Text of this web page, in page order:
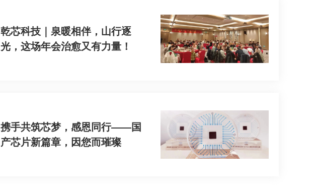
乾芯科技｜泉暖相伴，山行逐
光，这场年会治愈又有力量！
携手共筑芯梦，感恩同行——国
产芯片新篇章，因您而璀璨